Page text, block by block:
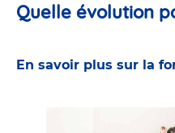
Quelle évolution
En savoir plus sur la